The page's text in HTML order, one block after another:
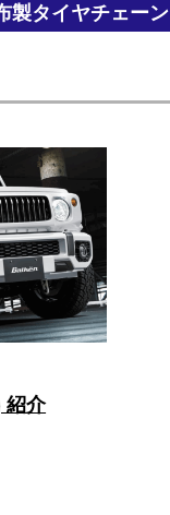
製タイヤチェーン
紹介